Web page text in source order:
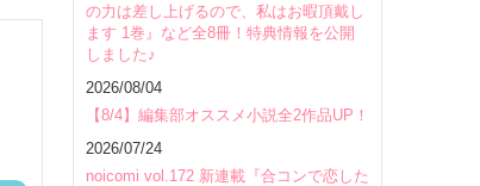
の力は差し上げるので、私はお暇頂戴し
ます 1巻』など全8冊！特典情報を公開
しました♪
2026/08/04
【8/4】編集部オススメ小説全2作品UP！
2026/07/24
noicomi vol.172 新連載『合コンで恋した